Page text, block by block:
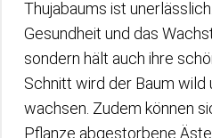
Thujabaums ist
Gesundheit und das
sondern hält auch ihre
Schnitt wird der Baum wild
wachsen. Zudem können
Pflanze abgestorbene